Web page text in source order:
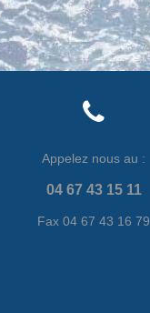
Appelez nous au :
04 67 43 15 11
Fax 04 67 43 16 79